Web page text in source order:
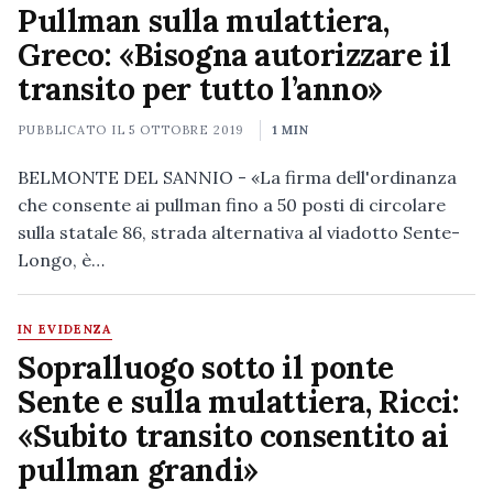
Pullman sulla mulattiera,
Greco: «Bisogna autorizzare il
transito per tutto l’anno»
PUBBLICATO IL5 OTTOBRE 2019 1 MIN
BELMONTE DEL SANNIO - «La firma dell'ordinanza
che consente ai pullman fino a 50 posti di circolare
sulla statale 86, strada alternativa al viadotto Sente-
Longo, è…
IN EVIDENZA
Sopralluogo sotto il ponte
Sente e sulla mulattiera, Ricci:
«Subito transito consentito ai
pullman grandi»